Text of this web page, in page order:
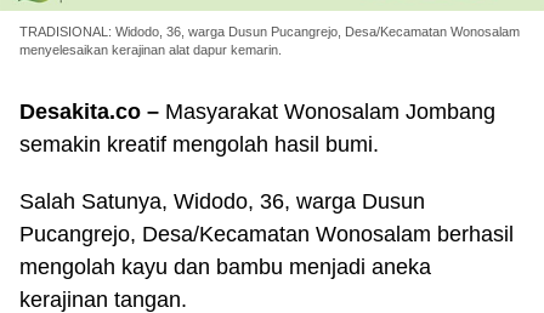
TRADISIONAL: Widodo, 36, warga Dusun Pucangrejo, Desa/Kecamatan Wonosalam
menyelesaikan kerajinan alat dapur kemarin.
Desakita.co – Masyarakat Wonosalam Jombang
semakin kreatif mengolah hasil bumi.
Salah Satunya, Widodo, 36, warga Dusun
Pucangrejo, Desa/Kecamatan Wonosalam berhasil
mengolah kayu dan bambu menjadi aneka
kerajinan tangan.